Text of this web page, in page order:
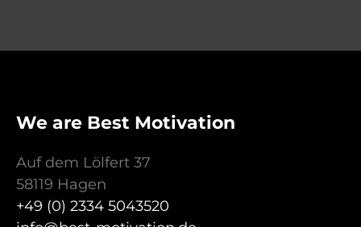
We are Best Motivation
Auf dem Lölfert 37
58119 Hagen
+49 (0) 2334 5043520